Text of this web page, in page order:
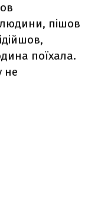
пішов
поїхала.
не